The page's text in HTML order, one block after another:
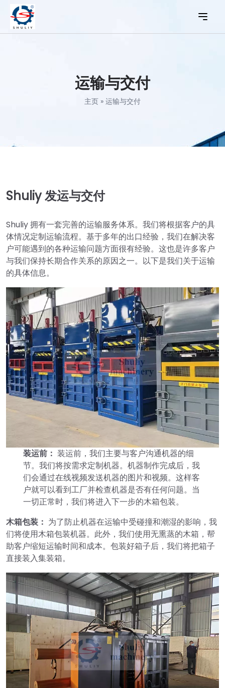
运输与交付
主页 » 运输与交付
Shuliy 发运与交付
Shuliy 拥有一套完善的运输服务体系。我们将根据客户的具
体情况定制运输流程。基于多年的出口经验，我们在解决客
户可能遇到的各种运输问题方面很有经验。这也是许多客户
与我们保持长期合作关系的原因之一。以下是我们关于运输
的具体信息。
装运前： 装运前，我们主要与客户沟通机器的细
节。我们将按需求定制机器。机器制作完成后，我
们会通过在线视频发送机器的图片和视频。这样客
户就可以看到工厂并检查机器是否有任何问题。当
一切正常时，我们将进入下一步的木箱包装。
木箱包装： 为了防止机器在运输中受碰撞和潮湿的影响，我
们将使用木箱包装机器。此外，我们使用无熏蒸的木箱，帮
助客户缩短运输时间和成本。包装好箱子后，我们将把箱子
直接装入集装箱。